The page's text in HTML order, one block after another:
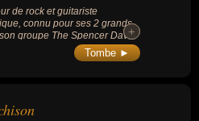
de rock et guitariste
connu pour ses 2 grands
groupe The Spencer Davis
Help Me » (1966) et «
+
+
Tombe ►